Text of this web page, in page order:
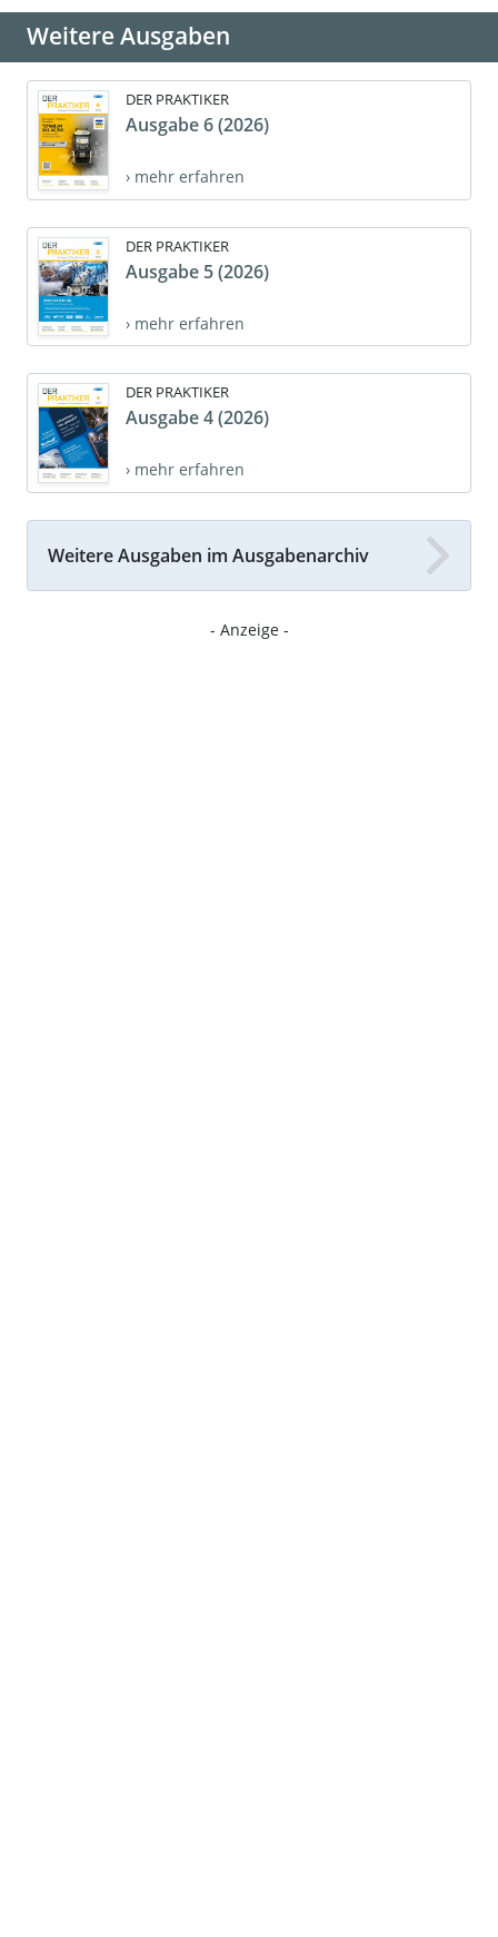
Weitere Ausgaben
DER PRAKTIKER
Ausgabe 6 (2026)
› mehr erfahren
DER PRAKTIKER
Ausgabe 5 (2026)
› mehr erfahren
DER PRAKTIKER
Ausgabe 4 (2026)
› mehr erfahren
Weitere Ausgaben im Ausgabenarchiv
- Anzeige -